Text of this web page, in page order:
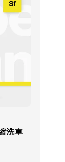
洗車